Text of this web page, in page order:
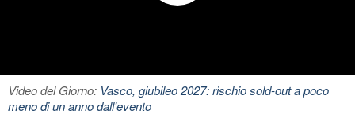
Video del Giorno: Vasco, giubileo 2027: rischio sold-out a poco
meno di un anno dall'evento